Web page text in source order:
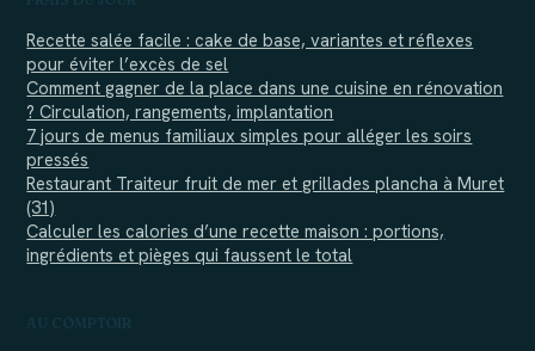
Recette salée facile : cake de base, variantes et réflexes
pour éviter l’excès de sel
Comment gagner de la place dans une cuisine en rénovation
? Circulation, rangements, implantation
7 jours de menus familiaux simples pour alléger les soirs
pressés
Restaurant Traiteur fruit de mer et grillades plancha à Muret
(31)
Calculer les calories d’une recette maison : portions,
ingrédients et pièges qui faussent le total